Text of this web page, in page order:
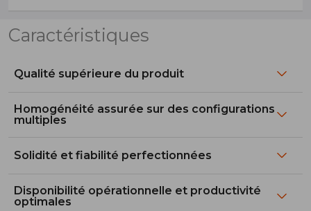
Caractéristiques
Qualité supérieure du produit
Homogénéité assurée sur des configurations
multiples
Solidité et fiabilité perfectionnées
Disponibilité opérationnelle et productivité
optimales